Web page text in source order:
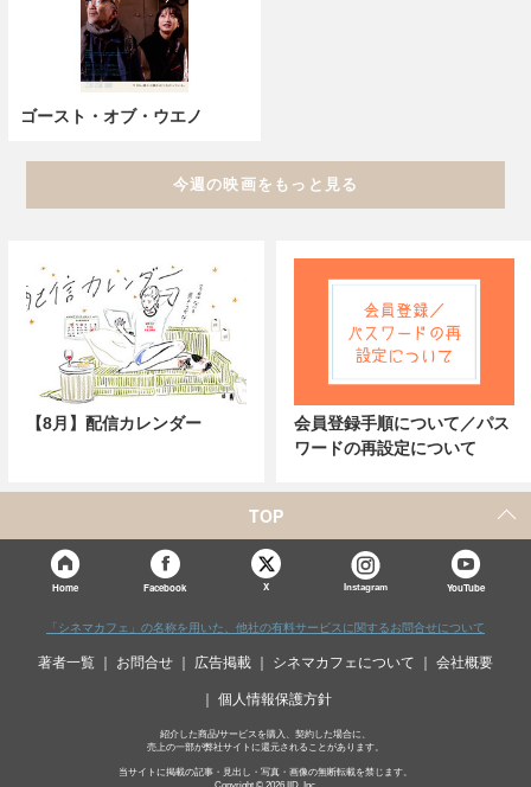
ゴースト・オブ・ウエノ
今週の映画をもっと見る
【8月】配信カレンダー
会員登録手順について／パス
ワードの再設定について
TOP
Home Facebook X Instagram YouTube
「シネマカフェ」の名称を用いた、他社の有料サービスに関するお問合せについて
著者一覧 お問合せ 広告掲載 シネマカフェについて 会社概要
個人情報保護方針
紹介した商品/サービスを購入、契約した場合に、
売上の一部が弊社サイトに還元されることがあります。
当サイトに掲載の記事・見出し・写真・画像の無断転載を禁じます。